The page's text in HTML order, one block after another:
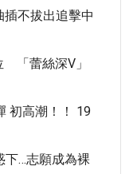
不拔出追擊中
「蕾絲深V」
初高潮！！ 19
下…志願成為裸